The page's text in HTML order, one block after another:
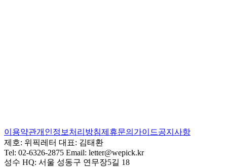
이용약관개인정보처리방침제휴문의 가이드공지사항
제호: 위픽레터 대표: 김태환
Tel: 02-6326-2875 Email: letter@wepick.kr
성수 HQ: 서울 성동구 연무장5길 18